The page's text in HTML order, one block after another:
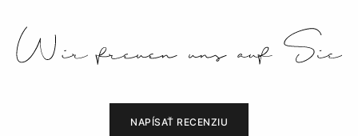
NAPÍSAŤ RECENZIU